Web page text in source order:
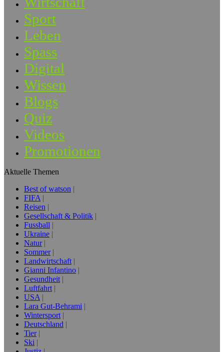
Sport
Leben
Spass
Digital
Wissen
Blogs
Quiz
Videos
Promotionen
Aktuelle Themen
Best of watson
FIFA
Reisen
Gesellschaft & Politik
Fussball
Ukraine
Natur
Sommer
Landwirtschaft
Gianni Infantino
Gesundheit
Luftfahrt
USA
Lara Gut-Behrami
Wintersport
Deutschland
Tier
Ski